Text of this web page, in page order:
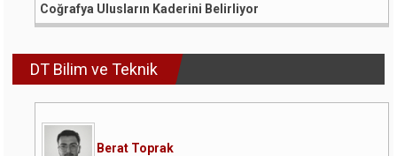
Coğrafya Ulusların Kaderini Belirliyor
DT Bilim ve Teknik
Berat Toprak